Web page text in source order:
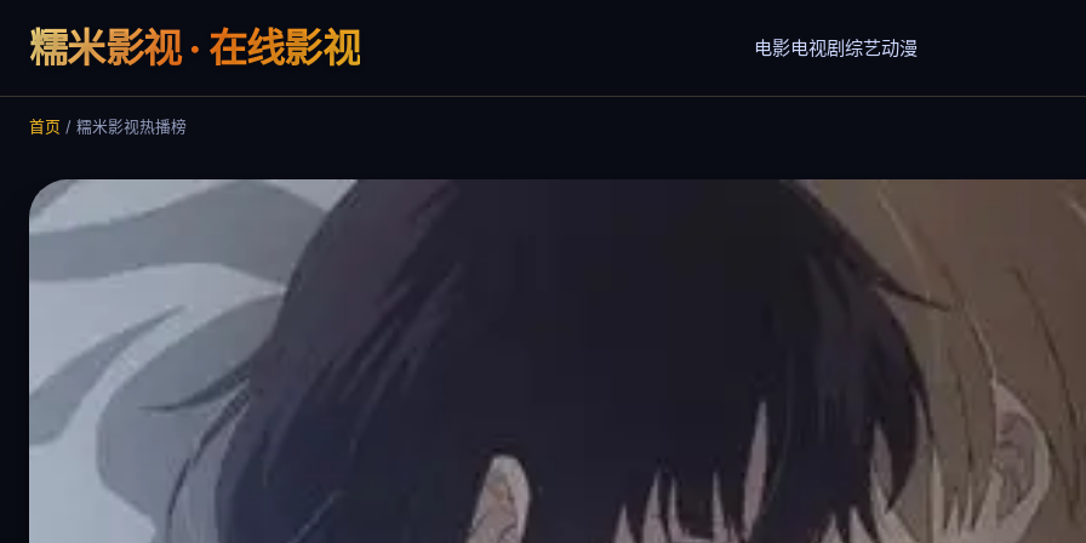
糯米影视 · 在线影视 电影电视剧综艺动漫
首页 / 糯米影视热播榜